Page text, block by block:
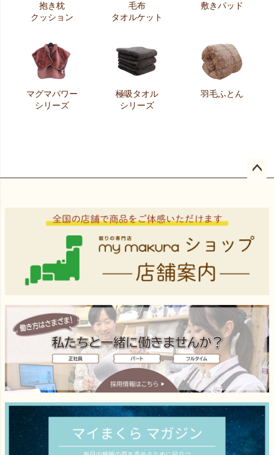
抱き枕
クッション
毛布
タオルケット
敷きパッド
マグマパワー
シリーズ
極吸タオル
シリーズ
羽毛ふとん